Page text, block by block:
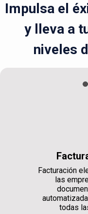
Impulsa el
y lleva a
niveles
Facturación
las
todas